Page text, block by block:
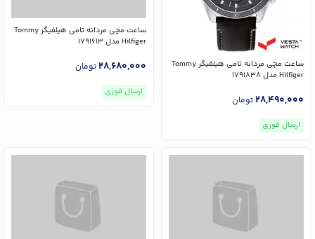
ساعت مچی مردانه تامی هیلفیگر Tommy
Hilfiger مدل 1791838
28,490,000تومان
ارسال فوری
ساعت مچی مردانه تامی هیلفیگر Tommy
Hilfiger مدل 1791613
28,680,000تومان
ارسال فوری